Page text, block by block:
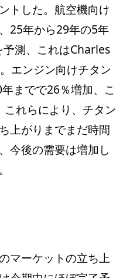
トした。航空機向け
25年から29年の5年
測、これはCharles
エンジン向けチタン
までで26％増加、こ
れらにより、チタン
上がりまでまだ時間
今後の需要は増加し
マーケットの立ち上